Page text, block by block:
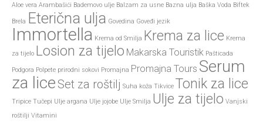
Aloe vera Arambašići Bademovo ulje Balzam za usne Bazna ulja Baška Voda Biftek
Brela Eterična ulja Govedina Goveđi jezik
Immortella Krema od Smilja Krema za lice Krema
za tijelo Losion za tijelo Makarska Touristik Pašticada
Podgora Polpete prirodni sokovi Promajna Promajna Tours Serum
za lice Set za roštilj Suha koža Tikvice Tonik za lice
Tripice Tučepi Ulje argana Ulje jojobe Ulje Smilja Ulje za tijelo Vanjski
roštilji Vitamini